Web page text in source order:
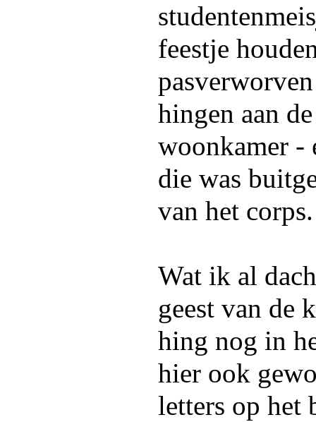
feestje
hingen aan
woonkamer -
die was
van het corps.
Wat ik al
geest van de
hing nog in
hier ook
letters op het